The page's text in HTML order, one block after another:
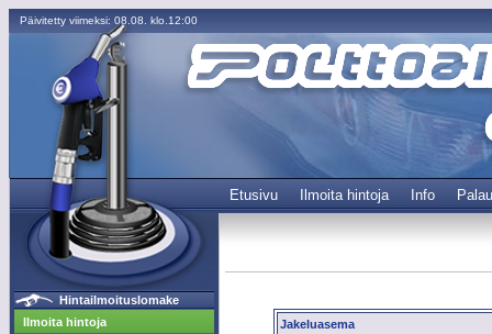
Päivitetty viimeksi: 08.08. klo.12:00
Etusivu Ilmoita hintoja Info
Hintailmoituslomake
Ilmoita hintoja
Jakeluasema